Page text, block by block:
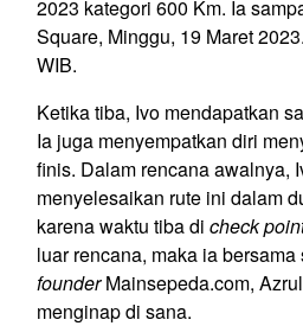
2023 kategori 600 Km. Ia
Square, Minggu, 19 Maret
WIB.
Ketika tiba, Ivo mendapatkan
Ia juga menyempatkan diri
finis. Dalam rencana awalnya,
menyelesaikan rute ini dalam
karena waktu tiba di check
luar rencana, maka ia
founderMainsepeda.com,
menginap di sana.